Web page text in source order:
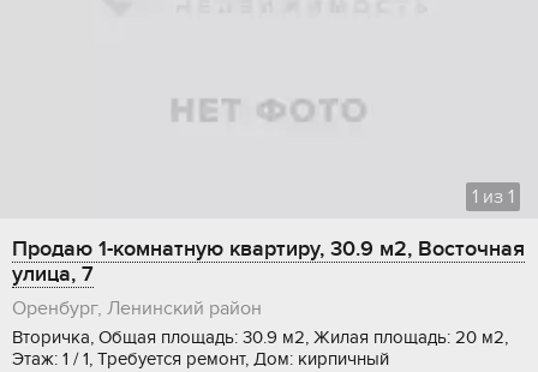
1 из 1
Продаю 1-комнатную квартиру, 30.9 м2, Восточная
улица, 7
Оренбург, Ленинский район
Вторичка, Общая площадь: 30.9 м2, Жилая площадь: 20 м2,
Этаж: 1 / 1, Требуется ремонт, Дом: кирпичный